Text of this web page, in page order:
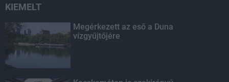
KIEMELT
Megérkezett az eső a Duna
vízgyűjtőjére